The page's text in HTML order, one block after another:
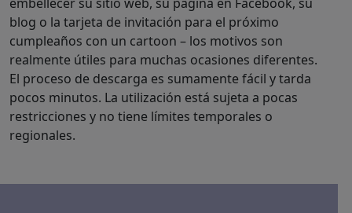
blog o la tarjeta de invitación para el próximo
cumpleaños con un cartoon – los motivos son
realmente útiles para muchas ocasiones diferentes.
El proceso de descarga es sumamente fácil y tarda
pocos minutos. La utilización está sujeta a pocas
restricciones y no tiene límites temporales o
regionales.